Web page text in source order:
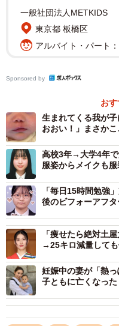
では夜驚症とは、どのよ
医の竹内雄毅さんに聞き
―夜驚症とはどのような
泣きとの違いも教えてく
夜驚症は、睡眠中に突然
た様子を見せたりする睡
には目覚めておらず、寝
りの時間帯に起こりやす
目を開けているため起き
けても反応が乏しく、翌
とがほとんどです。
一方、夜泣きは抱っこや
すが、夜驚症ではなかな
不安を感じやすい傾向が
一般社団法人METKIDS
東京都 板橋区
アルバイト・パート
Sponsored by
お
生まれてくる我が
おおい！」まさか
高校3年→大学4年
服姿からメイクも
「毎日15時間勉強
後のビフォーアフ
「痩せたら絶対土
→25キロ減量して
妊娠中の妻が「熱
子ともに亡くなっ